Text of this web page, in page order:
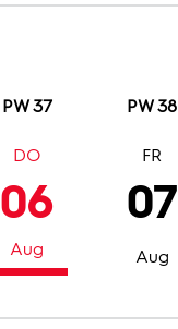
PW 37 PW 38
06
Aug
DO
07
Aug
FR